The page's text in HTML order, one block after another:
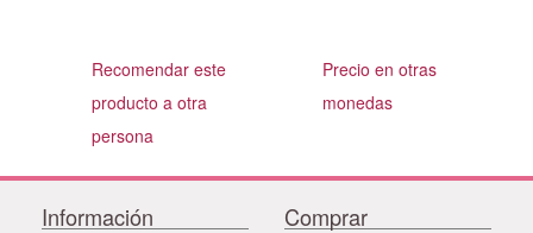
Recomendar este
producto a otra
persona
Precio en otras
monedas
Información Comprar